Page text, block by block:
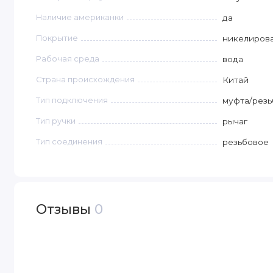
Наличие американки да
Покрытие
Рабочая среда вода
Страна происхождения Китай
Тип подключения муфта/
Тип ручки рычаг
Тип соединения резьбовое
Отзывы 0